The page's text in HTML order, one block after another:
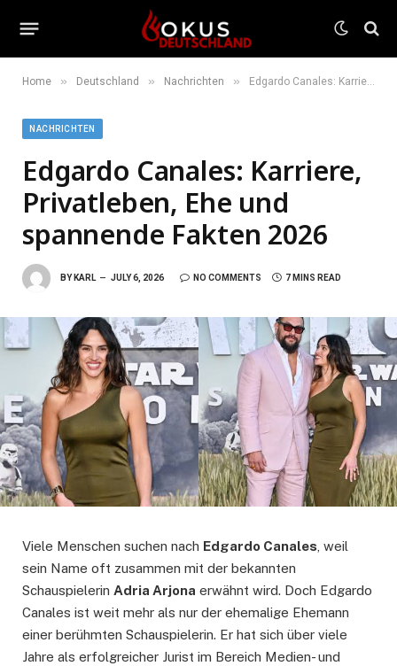
Home » Deutschland » Nachrichten » Edgardo Canales: Karriere, Privatleben, Ehe und spannende Fakten 2026
NACHRICHTEN
Edgardo Canales: Karriere,
Privatleben, Ehe und
spannende Fakten 2026
BY KARL JULY 6, 2026 NO COMMENTS 7 MINS READ
Viele Menschen suchen nach Edgardo Canales , weil
sein Name oft zusammen mit der bekannten
Schauspielerin Adria Arjona erwähnt wird. Doch Edgardo
Canales ist weit mehr als nur der ehemalige Ehemann
einer berühmten Schauspielerin. Er hat sich über viele
Jahre als erfolgreicher Jurist im Bereich Medien- und